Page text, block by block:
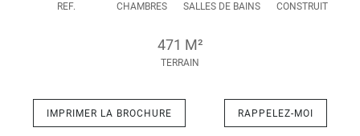
REF. CHAMBRES SALLES DE BAINS CONSTRUIT
471 M²
TERRAIN
IMPRIMER LA BROCHURE RAPPELEZ-MOI